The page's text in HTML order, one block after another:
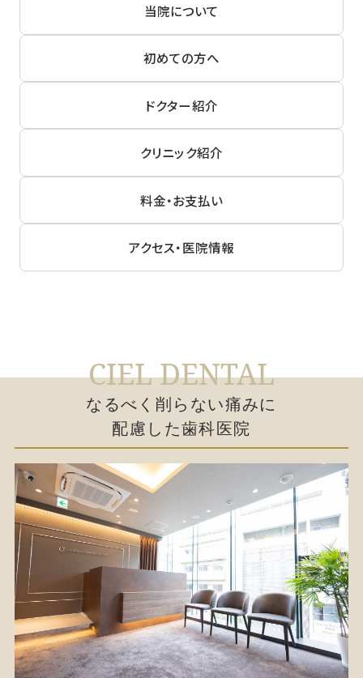
当院について
初めての方へ
ドクター紹介
クリニック紹介
料金・お支払い
アクセス・医院情報
CIEL DENTAL
なるべく削らない痛みに
配慮した歯科医院